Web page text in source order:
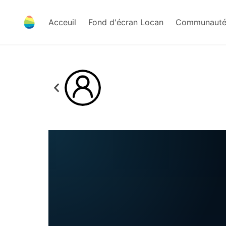
Acceuil Fond d'écran Locan